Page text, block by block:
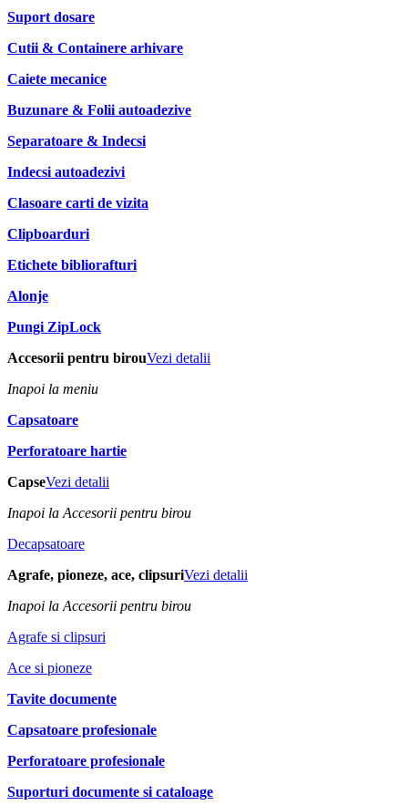
Suport dosare
Cutii & Containere arhivare
Caiete mecanice
Buzunare & Folii autoadezive
Separatoare & Indecsi
Indecsi autoadezivi
Clasoare carti de vizita
Clipboarduri
Etichete bibliorafturi
Alonje
Pungi ZipLock
Accesorii pentru birouVezi detalii
Inapoi la meniu
Capsatoare
Perforatoare hartie
CapseVezi detalii
Inapoi la Accesorii pentru birou
Decapsatoare
Agrafe, pioneze, ace, clipsuriVezi detalii
Inapoi la Accesorii pentru birou
Agrafe si clipsuri
Ace si pioneze
Tavite documente
Capsatoare profesionale
Perforatoare profesionale
Suporturi documente si cataloage